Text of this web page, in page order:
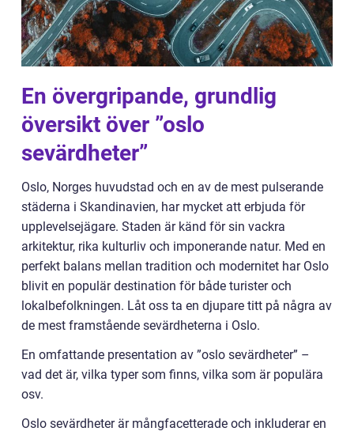
En övergripande, grundlig
översikt över ”oslo
sevärdheter”
Oslo, Norges huvudstad och en av de mest pulserande
städerna i Skandinavien, har mycket att erbjuda för
upplevelsejägare. Staden är känd för sin vackra
arkitektur, rika kulturliv och imponerande natur. Med en
perfekt balans mellan tradition och modernitet har Oslo
blivit en populär destination för både turister och
lokalbefolkningen. Låt oss ta en djupare titt på några av
de mest framstående sevärdheterna i Oslo.
En omfattande presentation av ”oslo sevärdheter” –
vad det är, vilka typer som finns, vilka som är populära
osv.
Oslo sevärdheter är mångfacetterade och inkluderar en